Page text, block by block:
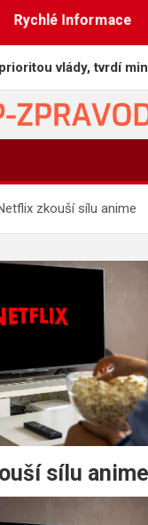
Rychlé Informace
vlády, tvrdí ministr
| Press
zkouší sílu anime
sílu anime